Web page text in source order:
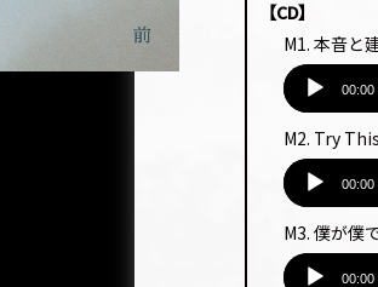
【CD】
M1. 本音と
レー
ヤー
00:00
M2. Try
レー
ヤー
00:00
M3. 僕が僕
00:00